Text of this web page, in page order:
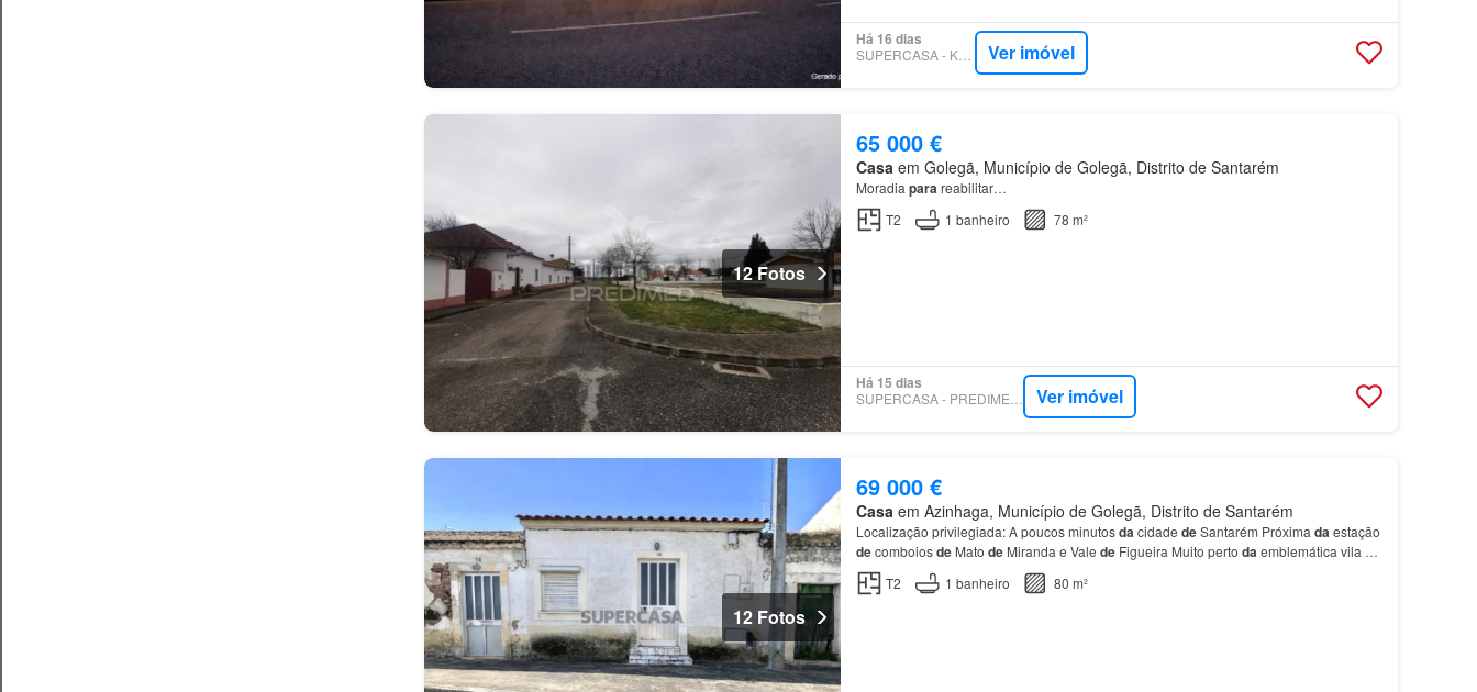
Há 16 dias
SUPERCASA - KW ÁREA Ver imóvel
12 Fotos
65 000 €
Casaem Golegã, Município de Golegã, Distrito de Santarém
Moradia parareabilitar…
T2
1 banheiro 78 m²
Há 15 dias
Ver imóvel
12 Fotos
69 000 €
Casaem Azinhaga, Município de Golegã, Distrito de Santarém
Localização privilegiada: A poucos minutosdacidade deSantarém Próxima daestação
decomboiosdeMato deMiranda e Vale deFigueira Muito perto daemblemática vila da
Golegã
, capital cavalo Destaques
T2 1 banheiro 80 m²